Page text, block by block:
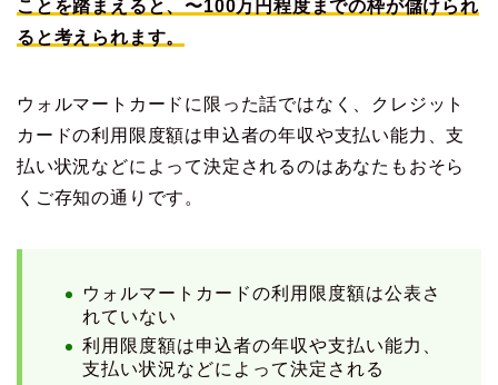
ことを踏まえると、〜100万円程度までの枠が儲けられ
ると考えられます。
ウォルマートカードに限った話ではなく、クレジット
カードの利用限度額は申込者の年収や支払い能力、支
払い状況などによって決定されるのはあなたもおそら
くご存知の通りです。
ウォルマートカードの利用限度額は公表さ
れていない
利用限度額は申込者の年収や支払い能力、
支払い状況などによって決定される